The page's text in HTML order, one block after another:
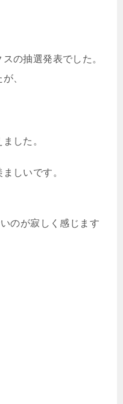
の抽選発表でした。
、
した。
しいです。
のが寂しく感じます